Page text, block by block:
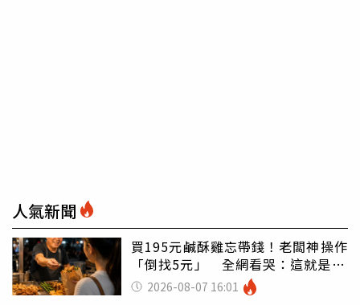
人氣新聞
買195元鹹酥雞忘帶錢！老闆神操作
「倒找5元」 全網看哭：這就是台
灣 2026-08-07 16:01